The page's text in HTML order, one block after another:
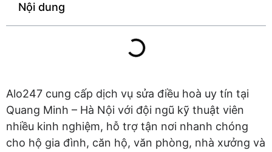
Nội dung
Alo247 cung cấp dịch vụ sửa điều hoà uy tín tại
Quang Minh – Hà Nội với đội ngũ kỹ thuật viên
nhiều kinh nghiệm, hỗ trợ tận nơi nhanh chóng
cho hộ gia đình, căn hộ, văn phòng, nhà xưởng và